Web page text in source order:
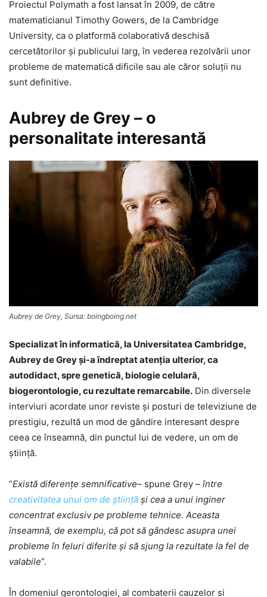
Proiectul Polymath a fost lansat în 2009, de către
matematicianul Timothy Gowers, de la Cambridge
University, ca o platformă colaborativă deschisă
cercetătorilor şi publicului larg, în vederea rezolvării unor
probleme de matematică dificile sau ale căror soluţii nu
sunt definitive.
Aubrey de Grey – o
personalitate interesantă
Aubrey de Grey, Sursa: boingboing.net
Specializat în informatică, la Universitatea Cambridge,
Aubrey de Grey şi-a îndreptat atenţia ulterior, ca
autodidact, spre genetică, biologie celulară,
biogerontologie, cu rezultate remarcabile. Din diversele
interviuri acordate unor reviste şi posturi de televiziune de
prestigiu, rezultă un mod de gândire interesant despre
ceea ce înseamnă, din punctul lui de vedere, un om de
ştiinţă.
“Există diferenţe semnificative– spune Grey – între
creativitatea unui om de ştiinţă şi cea a unui inginer
concentrat exclusiv pe probleme tehnice. Aceasta
înseamnă, de exemplu, că pot să gândesc asupra unei
probleme în feluri diferite şi să sjung la rezultate la fel de
valabile”.
În domeniul gerontologiei, al combaterii cauzelor si